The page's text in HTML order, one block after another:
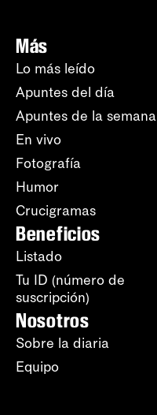
Más
Lo más leído
Apuntes del día
Apuntes de la semana
En vivo
Fotografía
Humor
Crucigramas
Beneficios
Listado
Tu ID (número de
suscripción)
Nosotros
Sobre la diaria
Equipo